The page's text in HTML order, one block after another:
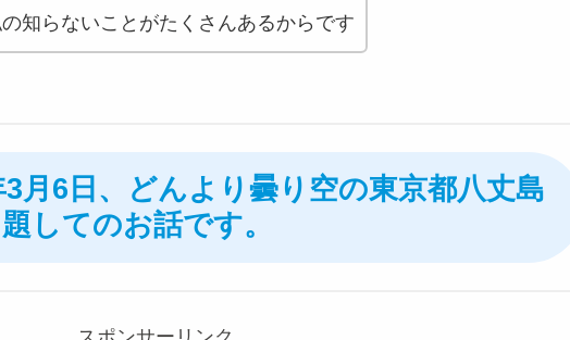
知らないことがたくさんあるからです
月6日、どんより曇り空の東京都八丈島
してのお話です。